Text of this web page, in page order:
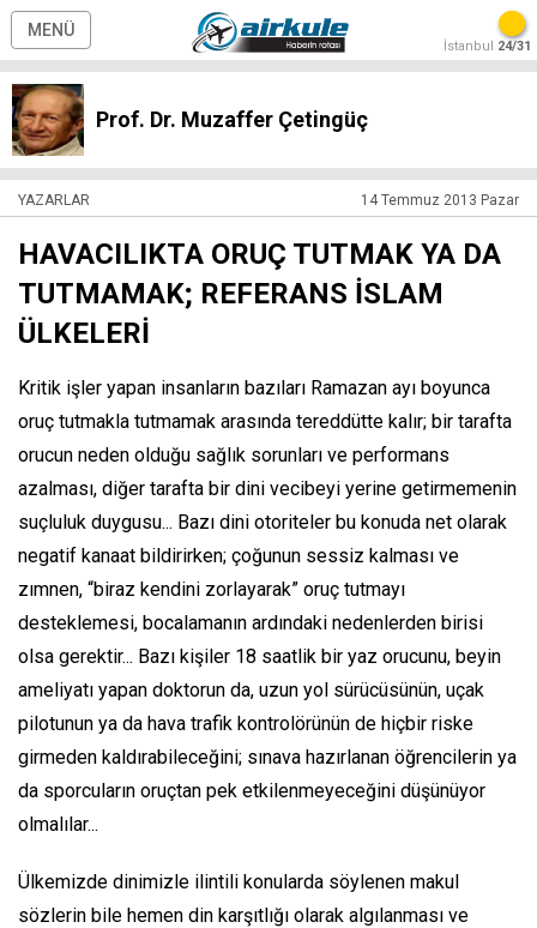
MENÜ
İstanbul 24/31
Prof. Dr. Muzaffer Çetingüç
YAZARLAR 14 Temmuz 2013 Pazar
HAVACILIKTA ORUÇ TUTMAK YA DA
TUTMAMAK; REFERANS İSLAM
ÜLKELERİ
Kritik işler yapan insanların bazıları Ramazan ayı boyunca
oruç tutmakla tutmamak arasında tereddütte kalır; bir tarafta
orucun neden olduğu sağlık sorunları ve performans
azalması, diğer tarafta bir dini vecibeyi yerine getirmemenin
suçluluk duygusu... Bazı dini otoriteler bu konuda net olarak
negatif kanaat bildirirken; çoğunun sessiz kalması ve
zımnen, “biraz kendini zorlayarak” oruç tutmayı
desteklemesi, bocalamanın ardındaki nedenlerden birisi
olsa gerektir... Bazı kişiler 18 saatlik bir yaz orucunu, beyin
ameliyatı yapan doktorun da, uzun yol sürücüsünün, uçak
pilotunun ya da hava trafik kontrolörünün de hiçbir riske
girmeden kaldırabileceğini; sınava hazırlanan öğrencilerin ya
da sporcuların oruçtan pek etkilenmeyeceğini düşünüyor
olmalılar...
Ülkemizde dinimizle ilintili konularda söylenen makul
sözlerin bile hemen din karşıtlığı olarak algılanması ve